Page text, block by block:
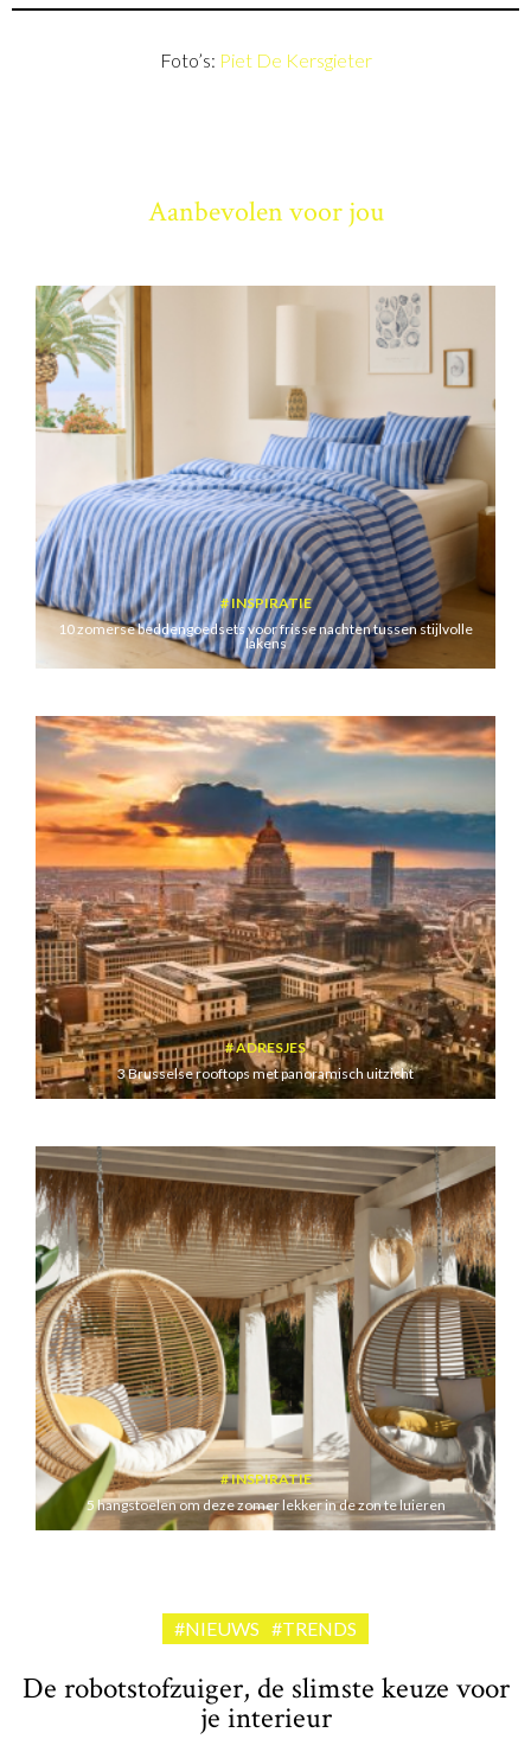
Foto’s: Piet De Kersgieter
Aanbevolen voor jou
INSPIRATIE
10 zomerse beddengoedsets voor frisse nachten tussen stijlvolle
lakens
ADRESJES
3 Brusselse rooftops met panoramisch uitzicht
INSPIRATIE
5 hangstoelen om deze zomer lekker in de zon te luieren
#NIEUWS #TRENDS
De robotstofzuiger, de slimste keuze voor
je interieur